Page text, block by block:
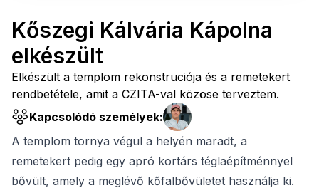
Kőszegi Kálvária Kápolna
elkészült
Elkészült a templom rekonstruciója és a remetekert
rendbetétele, amit a CZITA-val közöse terveztem.
Kapcsolódó személyek:
A templom tornya végül a helyén maradt, a
remetekert pedig egy apró kortárs téglaépítménnyel
bővült, amely a meglévő kőfalbővületet használja ki.